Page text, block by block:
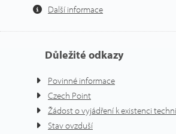
Další informace
Důležité odkazy
Povinné informace
Czech Point
Žádost o vyjádření k existenci
Stav ovzduší